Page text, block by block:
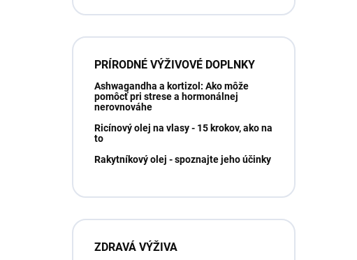
PRÍRODNÉ VÝŽIVOVÉ DOPLNKY
Ashwagandha a kortizol: Ako môže
pomôcť pri strese a hormonálnej
nerovnováhe
Ricínový olej na vlasy - 15 krokov, ako na
to
Rakytníkový olej - spoznajte jeho účinky
ZDRAVÁ VÝŽIVA